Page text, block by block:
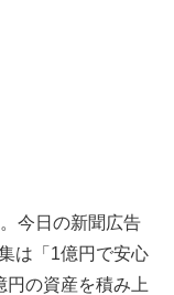
今日の新聞広告
は「1億円で安心
円の資産を積み上